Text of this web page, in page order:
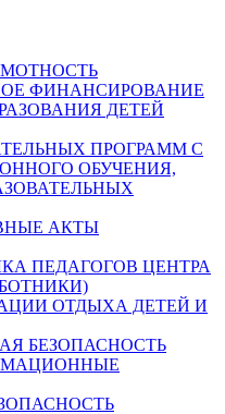
ФИНАНСИРОВАНИЕ
ДЕТЕЙ
ПРОГРАММ С
ОБУЧЕНИЯ,
АКТЫ
ПЕДАГОГОВ ЦЕНТРА
ОТДЫХА ДЕТЕЙ И
БЕЗОПАСНОСТЬ